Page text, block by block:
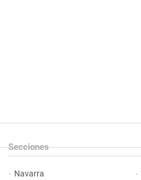
Secciones
Navarra